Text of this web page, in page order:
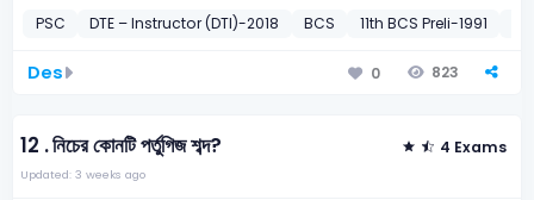
PSC DTE – Instructor (DTI)-2018 BCS 11th BCS Preli-1991
Des 0 823
12 .নিচের কোনটি পর্তুগিজ শব্দ? 4 Exams
Updated: 3 weeks ago